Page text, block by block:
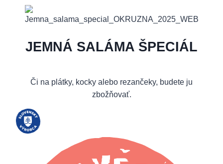
JEMNÁ SALÁMA ŠPECIÁL
Či na plátky, kocky alebo rezančeky, budete ju
zbožňovať.